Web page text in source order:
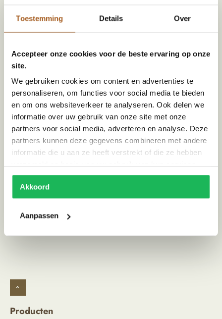
Toestemming Details Over
Accepteer onze cookies voor de beste ervaring op onze
site.
We gebruiken cookies om content en advertenties te
personaliseren, om functies voor social media te bieden
en om ons websiteverkeer te analyseren. Ook delen we
informatie over uw gebruik van onze site met onze
partners voor social media, adverteren en analyse. Deze
partners kunnen deze gegevens combineren met andere
informatie die u aan ze heeft verstrekt of die ze hebben
Akkoord
Aanpassen
Kom dan gezellig langs in onze winkel of stuur ons een appje. Wij
Specificaties
Materiaal Hout
Kleur Bruin
Land van herkomst India
^
Producten